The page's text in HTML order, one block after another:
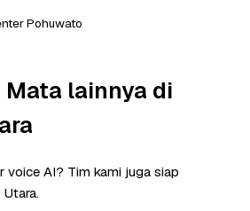
Pohuwato
Mata lainnya di
voice AI? Tim kami juga siap